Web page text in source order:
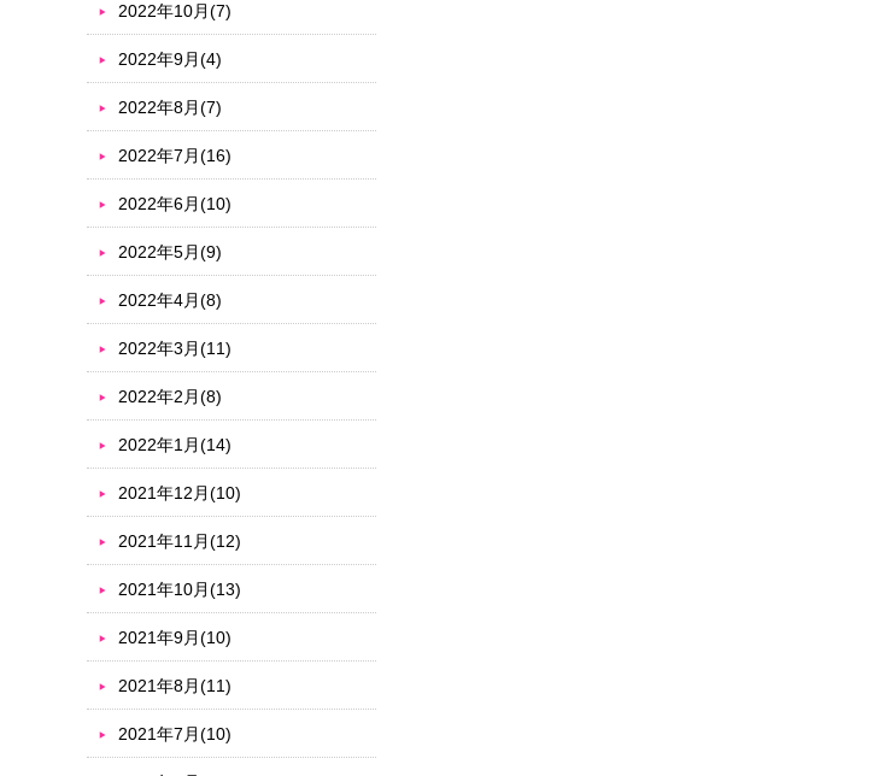
2022年10月(7)
2022年9月(4)
2022年8月(7)
2022年7月(16)
2022年6月(10)
2022年5月(9)
2022年4月(8)
2022年3月(11)
2022年2月(8)
2022年1月(14)
2021年12月(10)
2021年11月(12)
2021年10月(13)
2021年9月(10)
2021年8月(11)
2021年7月(10)